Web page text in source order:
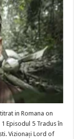
in Romana on
Episodul 5 Tradus în
Vizionați Lord of